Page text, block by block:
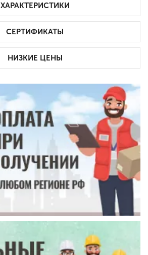
ХАРАКТЕРИСТИКИ
СЕРТИФИКАТЫ
НИЗКИЕ ЦЕНЫ